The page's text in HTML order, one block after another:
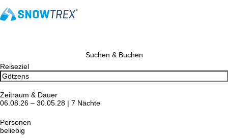
Suchen & Buchen
Reiseziel
Zeitraum & Dauer
06.08.26 – 30.05.28 | 7 Nächte
Personen
beliebig